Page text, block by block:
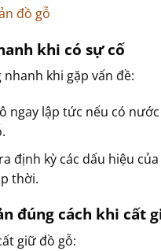
khi có sự cố
nhanh khi gặp vấn đề:
ngay lập tức nếu có
định kỳ các dấu hiệu
thời.
đúng cách khi cất
giữ đồ gỗ: